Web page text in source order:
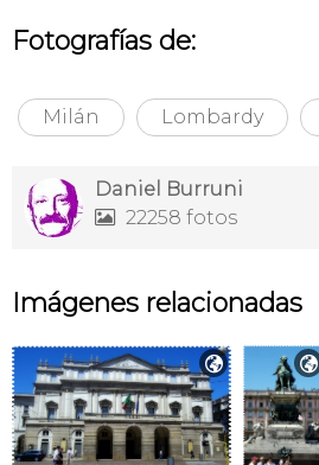
Fotografías de:
Milán Lombardy
Daniel Burruni
 22258 fotos
Imágenes relacionadas
 